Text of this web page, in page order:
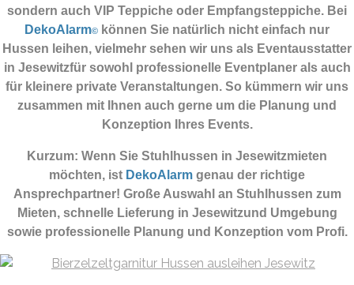
sondern auch VIP Teppiche oder Empfangsteppiche. Bei
DekoAlarm© können Sie natürlich nicht einfach nur
Hussen leihen, vielmehr sehen wir uns als Eventausstatter
in Jesewitzfür sowohl professionelle Eventplaner als auch
für kleinere private Veranstaltungen. So kümmern wir uns
zusammen mit Ihnen auch gerne um die Planung und
Konzeption Ihres Events.
Kurzum: Wenn Sie Stuhlhussen in Jesewitzmieten
möchten, ist DekoAlarm genau der richtige
Ansprechpartner! Große Auswahl an Stuhlhussen zum
Mieten, schnelle Lieferung in Jesewitzund Umgebung
sowie professionelle Planung und Konzeption vom Profi.